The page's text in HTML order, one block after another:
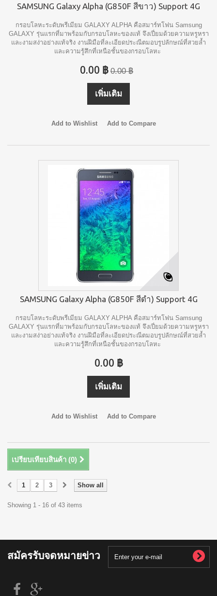
SAMSUNG Galaxy Alpha (G850F สีขาว) Support 4G
กรอบโลหะระดับพรีเมียม GALAXY ALPHA คือสมาร์ทโฟน Samsung
GALAXY รุ่นแรกที่มาพร้อมกับกรอบโลหะของแท้ จึงเปี่ยมด้วยความหรูหรา
และงามสง่าอย่างแท้จริง งานฝีมือที่ละเอียดประณีตมอบรูปลักษณ์ที่สวยล้ำ
และความรู้สึกที่เหนือชั้นของกรอบโลหะ
0.00 ฿ 0.00 ฿
เพิ่มเติม
Add to Wishlist Add to Compare
SAMSUNG Galaxy Alpha (G850F สีดำ) Support 4G
กรอบโลหะระดับพรีเมียม GALAXY ALPHA คือสมาร์ทโฟน Samsung
GALAXY รุ่นแรกที่มาพร้อมกับกรอบโลหะของแท้ จึงเปี่ยมด้วยความหรูหรา
และงามสง่าอย่างแท้จริง งานฝีมือที่ละเอียดประณีตมอบรูปลักษณ์ที่สวยล้ำ
และความรู้สึกที่เหนือชั้นของกรอบโลหะ
0.00 ฿
เพิ่มเติม
Add to Wishlist Add to Compare
เปรียบเทียบสินค้า (0)
Show all
1 2 3
Showing 1 - 16 of 43 items
สมัครรับจดหมายข่าว